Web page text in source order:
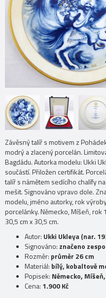
Závěsný talíř s motivem z
modrý a zlacený porcelán.
Bagdádu. Autorka modelu: Ukki
součástí. Přiložen certifikát.
talíř s námětem sedícího chalífy
mešit. Signováno vpravo dole.
modelu, jméno autorky, rok
porcelánky. Německo, Míšeň, rok
30,5 cm x 30,5 cm.
Autor: Ukki Ukleya (nar.
Signováno: značeno
Rozměr: průměr 26 cm
Materiál: bílý, kobaltově
Popisek: Německo,
Cena: 1.900 Kč